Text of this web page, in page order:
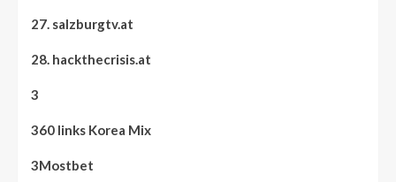
27. salzburgtv.at
28. hackthecrisis.at
3
360 links Korea Mix
3Mostbet